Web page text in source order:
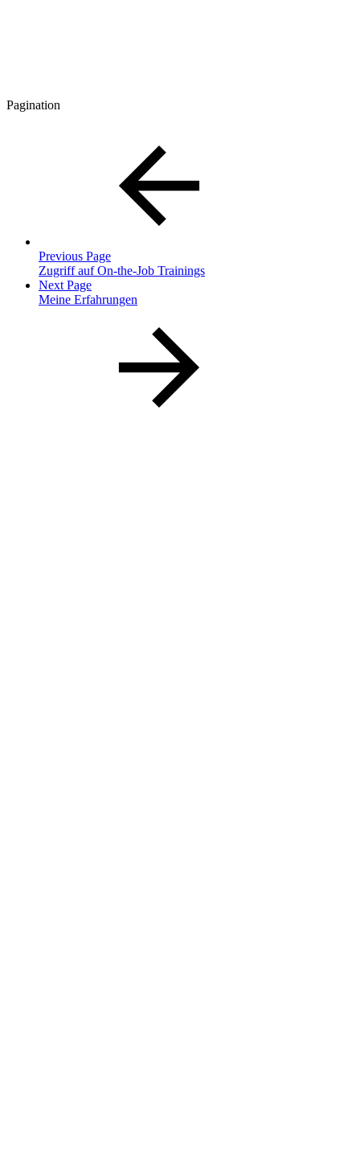
Pagination
Previous Page
Zugriff auf On-the-Job Trainings
Next Page
Meine Erfahrungen